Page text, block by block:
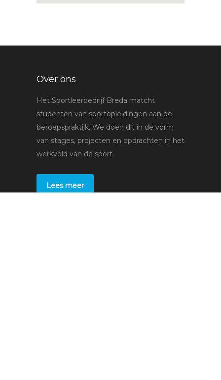
Over ons
Het Sportleerbedrijf Breda matcht
studenten van sportopleidingen aan de
beroepspraktijk. We doen dit in de vorm
van stages, projecten en opdrachten in het
werkveld van de sport.
Lees meer